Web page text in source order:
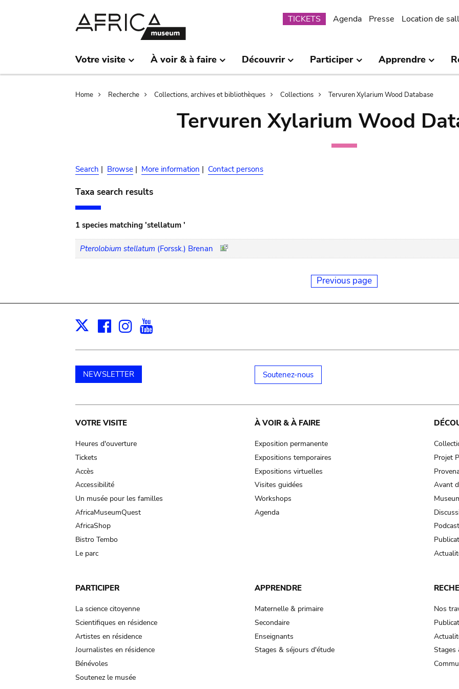
Submenu
TICKETS Agenda Presse Location de
Votre visite À voir & à faire Découvrir Participer Apprendre
Breadcrumb
Home Recherche Collections, archives et bibliothèques Collections Tervuren Xylarium Wood Database
Tervuren Xylarium Wood
Search | Browse | More information | Contact persons
Taxa search results
1 species matching 'stellatum '
Pterolobium stellatum (Forssk.) Brenan
Previous page
X Facebook
Instagram
NEWSLETTER Soutenez-nous
Main
navigation
VOTRE VISITE
Heures d'ouverture
Tickets
Accès
Accessibilité
Un musée pour les familles
AfricaMuseumQuest
AfricaShop
Bistro Tembo
Le parc
À VOIR & À FAIRE
Exposition permanente
Expositions temporaires
Expositions virtuelles
Visites guidées
Workshops
Agenda
Projet
Avant
PARTICIPER
La science citoyenne
Scientifiques en résidence
Artistes en résidence
Journalistes en résidence
Bénévoles
Soutenez le musée
APPRENDRE
Maternelle & primaire
Secondaire
Enseignants
Stages & séjours d'étude
Nos
Stages